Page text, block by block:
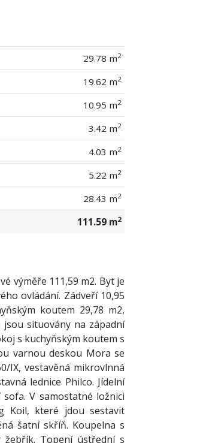
29.78 m2
19.62 m2
10.95 m2
3.42 m2
4.03 m2
5.22 m2
28.43 m2
111.59 m2
výměře 111,59 m2. Byt je
ovládání. Zádveří 10,95
koutem 29,78 m2,
jsou situovány na západní
s kuchyňským koutem s
varnou deskou Mora se
IX, vestavěná mikrovlnná
lednice Philco. Jídelní
V samostatné ložnici
Koil, které jdou sestavit
šatní skříň. Koupelna s
žebřík. Topení ústřední s